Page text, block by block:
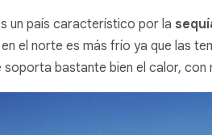
un país característico por la
en el norte es más frío ya que las
soporta bastante bien el calor, con